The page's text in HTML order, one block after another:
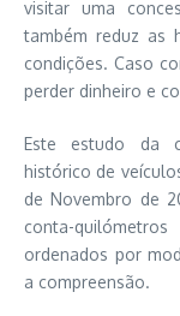
visitar uma
também reduz as
condições. Caso
perder dinheiro e
Este estudo da
histórico de
de Novembro de
conta-
ordenados por
a compreensão.